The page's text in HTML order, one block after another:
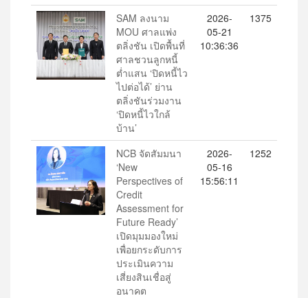
SAM ลงนาม
MOU ศาลแพ่ง
ตลิ่งชัน เปิดพื้นที่
ศาลชวนลูกหนี้
ต่ำแสน ‘ปิดหนี้ไว
ไปต่อได้’ ย่าน
ตลิ่งชันร่วมงาน
‘ปิดหนี้ไวใกล้
บ้าน’
2026-
05-21
10:36:36
1375
NCB จัดสัมมนา
‘New
Perspectives of
Credit
Assessment for
Future Ready’
เปิดมุมมองใหม่
เพื่อยกระดับการ
ประเมินความ
เสี่ยงสินเชื่อสู่
อนาคต
2026-
05-16
15:56:11
1252